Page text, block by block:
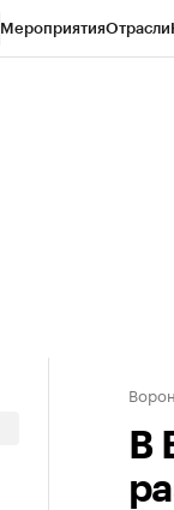
МероприятияОтрасли
В